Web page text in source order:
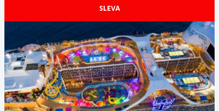
SLEVA
07.08.2026 – 14.08.2026
564 €/OS.
ZOBRAZIT DETAIL
10.08.2026 – 17.08.2026
617 €/OS.
ZOBRAZIT DETAIL
14.08.2026 – 21.08.2026
526 €/OS.